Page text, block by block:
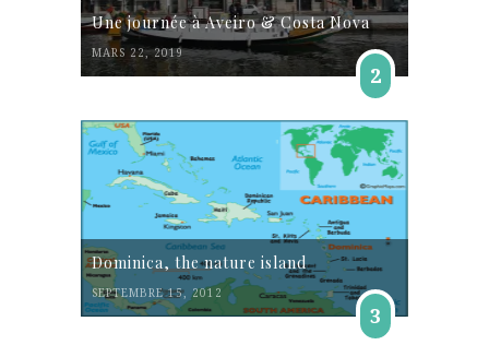
Une journée à Aveiro & Costa Nova
MARS 22, 2019
2
Dominica, the nature island
SEPTEMBRE 15, 2012
3